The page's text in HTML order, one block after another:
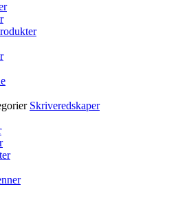
Skriveredskaper